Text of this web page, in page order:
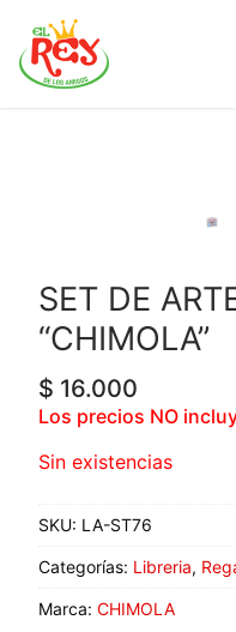
SET DE
“CHIMOLA”
$ 16.000
Los precios NO
Sin existencias
SKU: LA-ST76
Categorías: Libreria,
Marca: CHIMOLA